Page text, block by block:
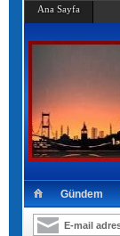
Ana Sayfa
Gündem